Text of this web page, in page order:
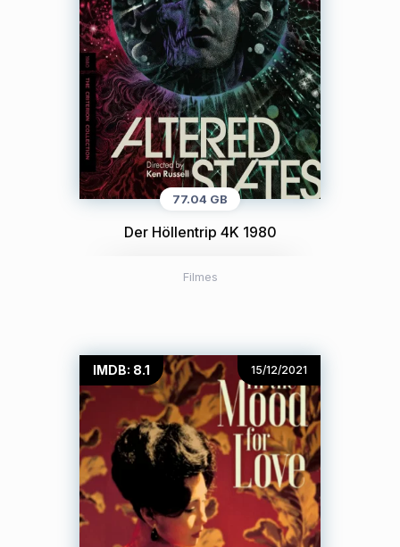
77.04 GB
Der Höllentrip 4K 1980
Filmes
IMDB: 8.1 15/12/2021